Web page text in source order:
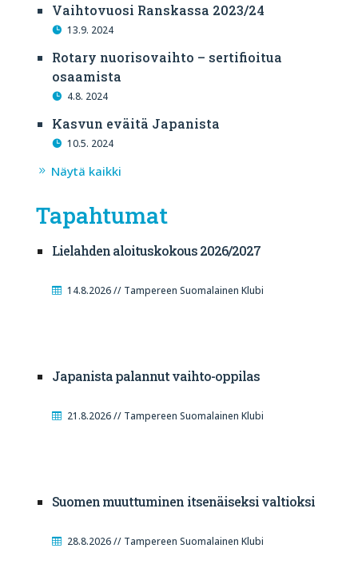
Vaihtovuosi Ranskassa 2023/24
13.9. 2024
Rotary nuorisovaihto – sertifioitua
osaamista
4.8. 2024
Kasvun eväitä Japanista
10.5. 2024
Näytä kaikki
Tapahtumat
Lielahden aloituskokous 2026/2027
14.8.2026 // Tampereen Suomalainen Klubi
Japanista palannut vaihto-oppilas
21.8.2026 // Tampereen Suomalainen Klubi
Suomen muuttuminen itsenäiseksi valtioksi
28.8.2026 // Tampereen Suomalainen Klubi